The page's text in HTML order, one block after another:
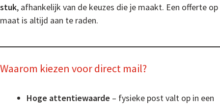
stuk, afhankelijk van de keuzes die je maakt. Een offerte op
maat is altijd aan te raden.
Waarom kiezen voor direct mail?
Hoge attentiewaarde – fysieke post valt op in een